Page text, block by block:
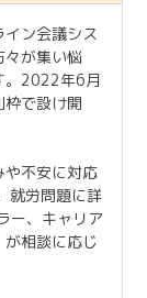
ン会議シス
が集い悩
。2022年6月
枠で設け開
不安に対応
就労問題に詳
ー、キャリア
相談に応じ